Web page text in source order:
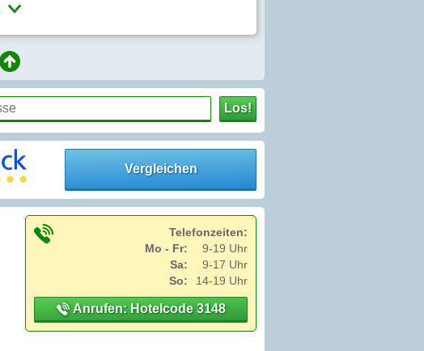
Los!
Vergleichen
Telefonzeiten:
Mo - Fr:
9-19 Uhr
Sa:
9-17 Uhr
So:
14-19 Uhr
Anrufen: Hotelcode 3148